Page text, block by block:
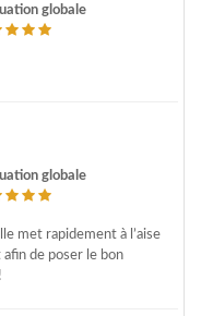
globale
globale
met rapidement à l’aise
de poser le bon